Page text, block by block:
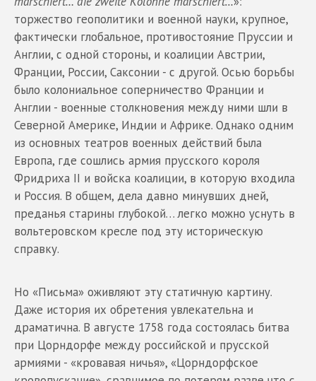
торжество геополитики и военной науки, крупное,
фактически глобальное, противостояние Пруссии и
Англии, с одной стороны, и коалиции Австрии,
Франции, России, Саксонии - с другой. Осью борьбы
было колониальное соперничество Франции и
Англии - военные столкновения между ними шли в
Северной Америке, Индии и Африке. Однако одним
из основных театров военных действий была
Европа, где сошлись армия прусского короля
Фридриха II и войска коалиции, в которую входила
и Россия. В общем, дела давно минувших дней,
преданья старины глубокой… легко можно уснуть в
вольтеровском кресле под эту историческую
справку.
Но «Письма» оживляют эту статичную картину.
Даже история их обретения увлекательна и
драматична. В августе 1758 года состоялась битва
при Цорндорфе между российской и прусской
армиями - «кровавая ничья», «Цорндорфское